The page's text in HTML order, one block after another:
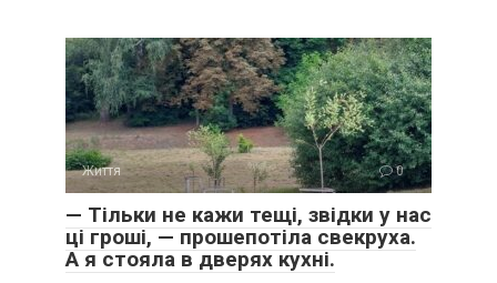
Життя 0
— Тільки не кажи тещі, звідки у нас
ці гроші, — прошепотіла свекруха.
А я стояла в дверях кухні.